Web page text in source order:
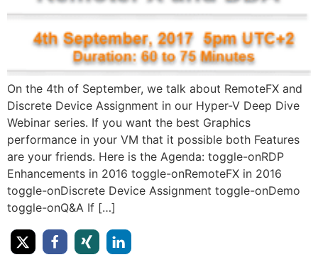
On the 4th of September, we talk about RemoteFX and
Discrete Device Assignment in our Hyper-V Deep Dive
Webinar series. If you want the best Graphics
performance in your VM that it possible both Features ​
are your friends​. Here is the Agenda: toggle-on​RDP
Enhancements in 2016 toggle-on​RemoteFX in 2016
toggle-on​Discrete Device Assignment toggle-on​Demo
toggle-on​Q&A If […]